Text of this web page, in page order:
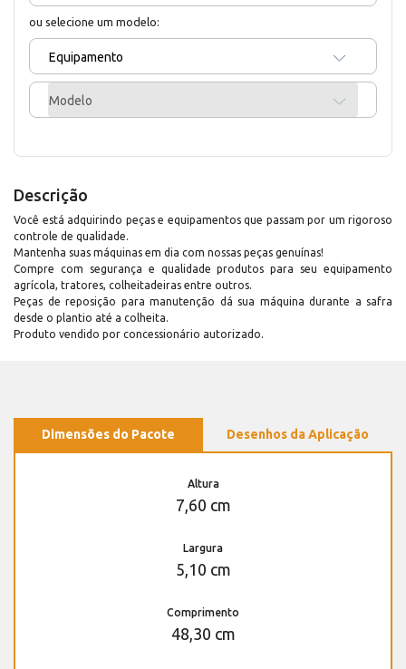
ou selecione um modelo:
Equipamento
Modelo
Descrição
Você está adquirindo peças e equipamentos que passam por um rigoroso
controle de qualidade.
Mantenha suas máquinas em dia com nossas peças genuínas!
Compre com segurança e qualidade produtos para seu equipamento
agrícola, tratores, colheitadeiras entre outros.
Peças de reposição para manutenção dá sua máquina durante a safra
desde o plantio até a colheita.
Produto vendido por concessionário autorizado.
Dimensões do Pacote Desenhos da Aplicação
Altura
7,60 cm
Largura
5,10 cm
Comprimento
48,30 cm